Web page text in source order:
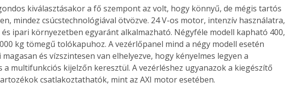
kiválasztásakor a fő szempont az volt, hogy könnyű, de mégis tartós
mindez csúcstechnológiával ötvözve. 24 V-os motor, intenzív használatra,
ipari környezetben egyaránt alkalmazható. Négyféle modell kapható 400,
kg tömegű tolókapuhoz. A vezérlőpanel mind a négy modell esetén
magasan és vízszintesen van elhelyezve, hogy kényelmes legyen a
a multifunkciós kijelzőn keresztül. A vezérléshez ugyanazok a kiegészítő
csatlakoztathatók, mint az AXI motor esetében.